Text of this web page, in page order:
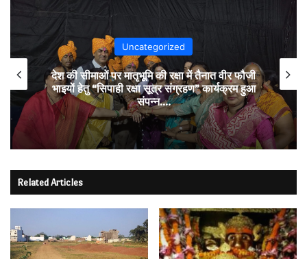
Uncategorized
देश की सीमाओं पर मातृभूमि की रक्षा में तैनात वीर फौजी
भाइयों हेतु “सिपाही रक्षा सूत्र संग्रहण” कार्यक्रम हुआ
संपन्न….
Related Articles